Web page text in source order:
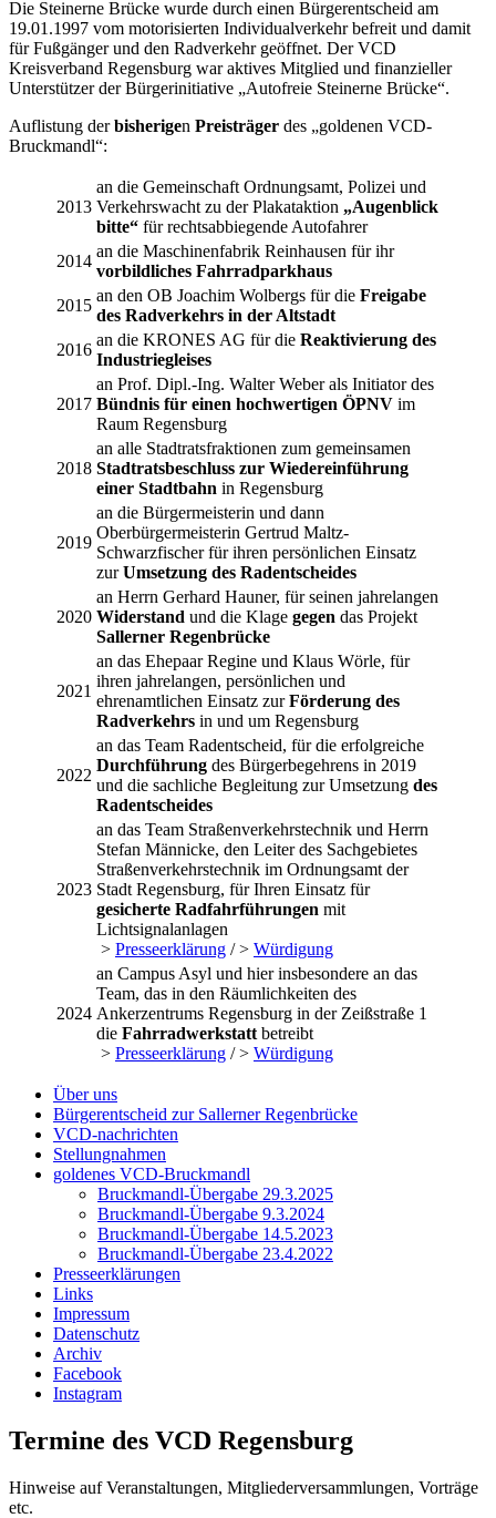
Die Steinerne Brücke wurde durch einen Bürger­ent­scheid am
19.01.1997 vom motorisierten Indi­vi­dual­verkehr befreit und damit
für Fußgänger und den Rad­ver­kehr geöffnet. Der VCD
Kreisverband Regens­burg war aktives Mitglied und finanzieller
Unterstützer der Bürgerinitiative „Autofreie Steinerne Brücke“.
Auflistung derbisherigen Preisträger des „goldenen VCD-
Bruckmandl“:
2013
an die Gemeinschaft Ordnungsamt, Polizei und
Verkehrswacht zu der Plakataktion „Augenblick
bitte“ für rechtsabbiegende Autofahrer
2014
an die Maschinenfabrik Reinhausen für ihr
vorbildliches Fahrradparkhaus
2015
an den OB Joachim Wolbergs für die Freigabe
des Radverkehrs in der Altstadt
2016
an die KRONES AG für die Reaktivierung des
Industriegleises
2017
an Prof. Dipl.-Ing. Walter Weber als Initiator des
Bündnis für einen hochwertigen ÖPNV im
Raum Regensburg
2018
an alle Stadtratsfraktionen zum gemeinsamen
Stadtratsbeschluss zur Wiedereinführung
einer Stadtbahn in Regensburg
2019
an die Bürgermeisterin und dann
Oberbürgermeisterin Gertrud Maltz-
Schwarzfischer für ihren persönlichen Einsatz
zurUmsetzung des Radentscheides
2020
an Herrn Gerhard Hauner, für seinen jahrelangen
Widerstand und die Klage gegen das Projekt
Sallerner Regenbrücke
2021
an das Ehepaar Regine und Klaus Wörle, für
ihren jahrelangen, persönlichen und
ehrenamtlichen Einsatz zurFörderung des
Radverkehrs in und um Regensburg
2022
an das Team Radentscheid, für die erfolgreiche
Durchführung des Bürgerbegehrens in 2019
und die sachliche Begleitung zur Umsetzung des
Radentscheides
2023
an das Team Straßenverkehrstechnik und Herrn
Stefan Männicke, den Leiter des Sachgebietes
Straßenverkehrstechnik im Ordnungsamt der
Stadt Regensburg, für Ihren Einsatz für
gesicherte Radfahrführungen mit
Lichtsignalanlagen
> Presseerklärung / > Würdigung
2024
an Campus Asyl und hier insbesondere an das
Team, das in den Räumlichkeiten des
Ankerzentrums Regensburg in der Zeißstraße 1
die Fahrradwerkstatt betreibt
> Presseerklärung / > Würdigung
Über uns
Bürgerentscheid zur Sallerner Regenbrücke
VCD-nachrichten
Stellungnahmen
goldenes VCD-Bruckmandl
Bruckmandl-Übergabe 29.3.2025
Bruckmandl-Übergabe 9.3.2024
Bruckmandl-Übergabe 14.5.2023
Bruckmandl-Übergabe 23.4.2022
Presseerklärungen
Links
Impressum
Datenschutz
Archiv
Facebook
Instagram
Termine des VCD Regensburg
Hinweise auf Veranstaltungen, Mitgliederversammlungen, Vorträge
etc.